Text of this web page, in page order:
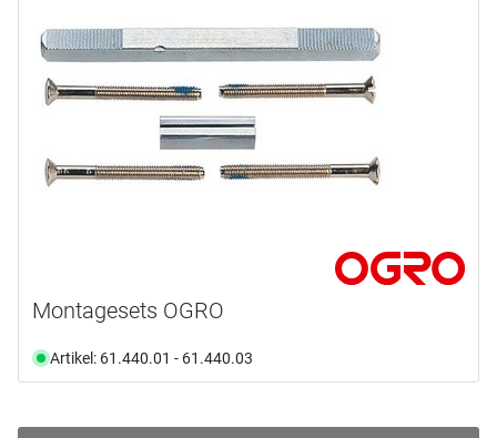
Montagesets OGRO
Artikel: 61.440.01 - 61.440.03